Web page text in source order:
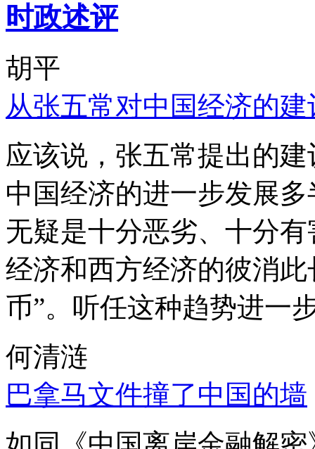
时政述评
胡平
从张五常对中国经济的
应该说，张五常提出的
中国经济的进一步发展
无疑是十分恶劣、十分
经济和西方经济的彼消
币”。听任这种趋势进一
何清涟
巴拿马文件撞了中国的墙